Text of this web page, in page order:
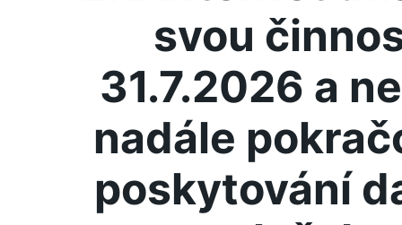
svou
31.7.2026 a
nadále
poskytování